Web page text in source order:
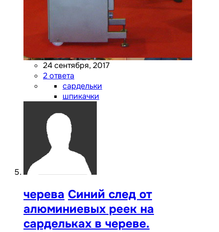
24 сентября, 2017
2 ответа
сардельки
шпикачки
черева Синий след от
алюминиевых реек на
сардельках в череве.